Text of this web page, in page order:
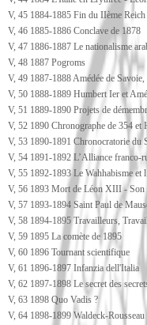
V, 45 1884-1885 Fin du IIème
V, 46 1885-1886 Conclave de 1878
V, 47 1886-1887 Le nationalisme
V, 48 1887 Pogroms
V, 49 1887-1888 Amédée de
V, 50 1888-1889 Humbert Ier et
V, 51 1889-1890 Projets de
V, 52 1890 Chronographe de 354
V, 53 1890-1891 Chronocratorie du
V, 54 1891-1892 L’Alliance franco-
V, 55 1892-1893 Le Wahhabisme et
V, 56 1893 Mort de Léon XIII - Son
V, 57 1893-1894 Saint Paul de
V, 58 1894-1895 Travailleurs,
V, 59 1895 La comète de 1895
V, 60 1896 Tournant scientifique
V, 61 1896-1897 Infanzia dell'Italia
V, 62 1897-1898 Le secret des
V, 63 1898 Quo Vadis ?
V, 64 1898-1899 Waldeck-Rousseau